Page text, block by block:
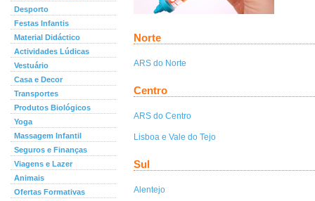
Desporto
Festas Infantis
Material Didáctico
Actividades Lúdicas
Vestuário
Casa e Decor
Transportes
Produtos Biológicos
Yoga
Massagem Infantil
Seguros e Finanças
Viagens e Lazer
Animais
Ofertas Formativas
Norte
ARS do Norte
Centro
ARS do Centro
Lisboa e Vale do Tejo
Sul
Alentejo